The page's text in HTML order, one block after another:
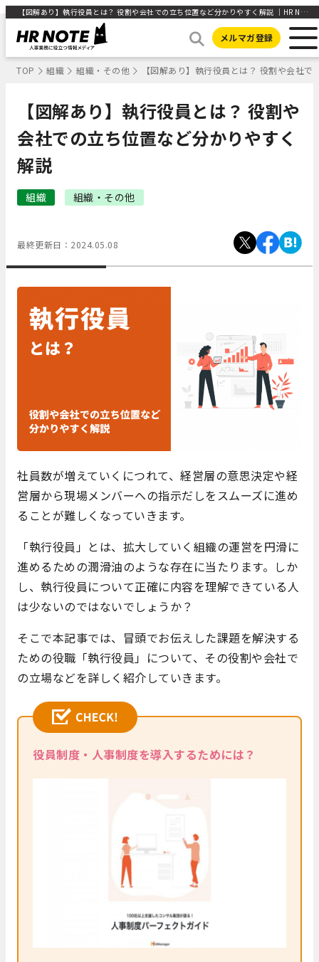
【図解あり】執行役員とは？ 役割や会社での立ち位置など分かりやすく解説 ｜HR NOTE
メルマガ登録
TOP 組織 組織・その他 【図解あり】執行役員とは？ 役割や会社
【図解あり】執行役員とは？ 役割や
会社での立ち位置など分かりやすく
解説
組織 組織・その他
最終更新日： 2024.05.08
社員数が増えていくにつれて、経営層の意思決定や経
営層から現場メンバーへの指示だしをスムーズに進め
ることが難しくなっていきます。
「執行役員」とは、拡大していく組織の運営を円滑に
進めるための潤滑油のような存在に当たります。しか
し、執行役員について正確に内容を理解できている人
は少ないのではないでしょうか？
そこで本記事では、冒頭でお伝えした課題を解決する
ための役職「執行役員」について、その役割や会社で
の立場などを詳しく紹介していきます。
役員制度・人事制度を導入するためには？